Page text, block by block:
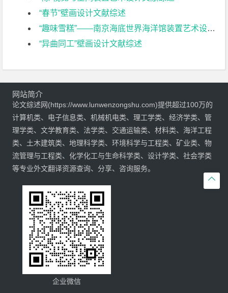
“春节”壁画设计文献综述
“趣味雪糕”——南京海底世界海洋馆装置艺术设计文献综述
“异曲同工”壁画设计文献综述

网站简介
论文综述网(https://www.lunwenzongshu.com)提供超过100万的
计算机类、电子信息类、机械机电类、理工学类、经济学类、管
理学类、文学教育类、法学类、交通运输类、材料类、海洋工程
类、土木建筑类、地理科学类、环境科学与工程类、矿业类、物
流管理与工程类、化学化工与生命科学类、设计学类、社会学类
等专业外文翻译资源查询、分享、咨询服务。
企业微信